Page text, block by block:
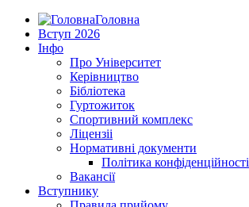
Головна
Вступ 2026
Інфо
Про Університет
Керівництво
Бібліотека
Гуртожиток
Спортивний комплекс
Ліцензіі
Нормативні документи
Політика конфіденційності
Вакансії
Вступнику